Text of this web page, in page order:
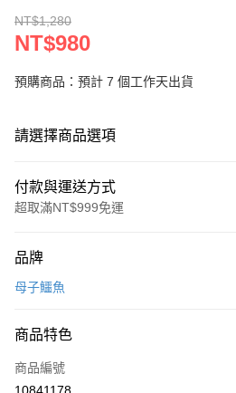
NT$1,280
NT$980
預購商品：預計 7 個工作天出貨
請選擇商品選項
付款與運送方式
超取滿NT$999免運
信用卡一次付款
LINE Pay
Apple Pay
品牌
母子鱷魚
商品特色
商品編號